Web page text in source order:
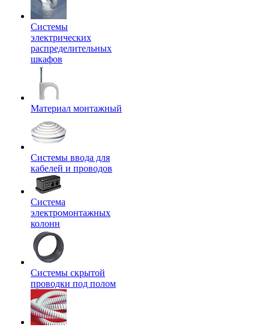
Системы
электрических
распределительных
шкафов
Материал монтажный
Системы ввода для
кабелей и проводов
Система
электромонтажных
колонн
Системы скрытой
проводки под полом